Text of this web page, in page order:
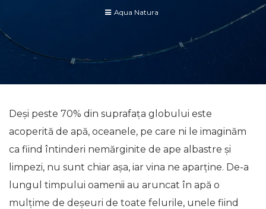
Aqua Natura
Deși peste 70% din suprafața globului este
acoperită de apă, oceanele, pe care ni le imaginăm
ca fiind întinderi nemărginite de ape albastre și
limpezi, nu sunt chiar așa, iar vina ne aparține. De-a
lungul timpului oamenii au aruncat în apă o
mulțime de deșeuri de toate felurile, unele fiind